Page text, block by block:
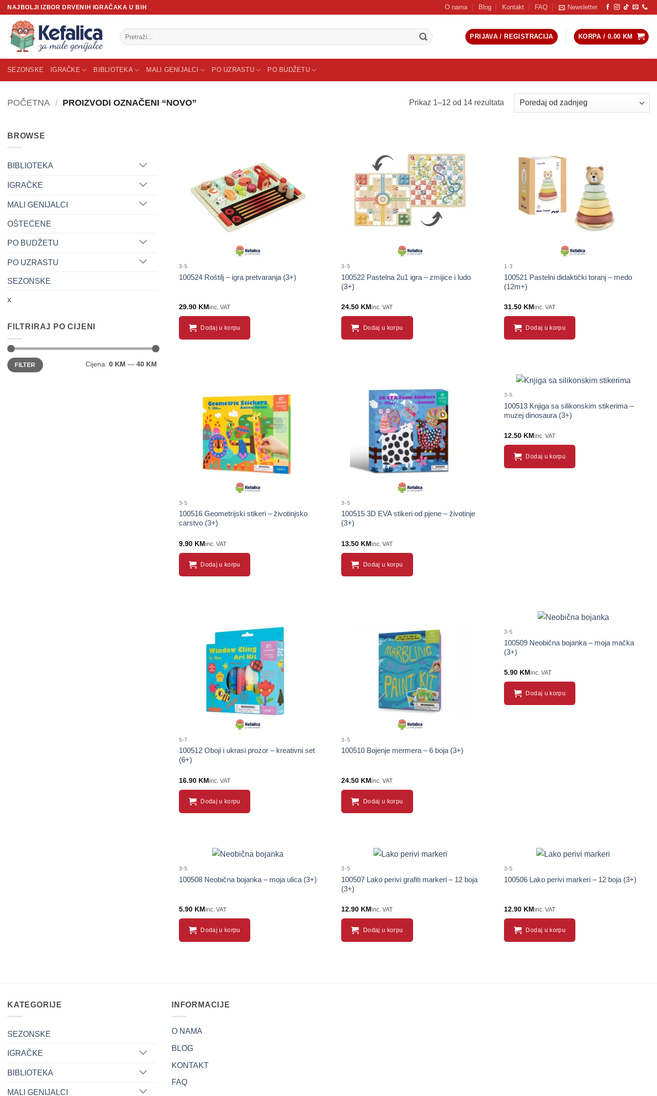
Skip
content
NAJBOLJI IZBOR DRVENIH IGRAČAKA U BIH O nama Blog Kontakt FAQ Newsletter
Pretraži:
PRIJAVA / REGISTRACIJA KORPA / 0.00 KM
SEZONSKE IGRAČKE BIBLIOTEKA MALI GENIJALCI PO UZRASTU PO BUDŽETU
POČETNA / PROIZVODI OZNAČENI “NOVO” Prikaz 1–12 od 14 rezultataSorted
BROWSE
BIBLIOTEKA
IGRAČKE
MALI GENIJALCI
OŠTEĆENE
PO BUDŽETU
PO UZRASTU
SEZONSKE
x
FILTRIRAJ PO CIJENI
Minimalna
cijena
Maksimalna
cijenaFILTER Cijena: 0 KM — 40 KM
3-5
100524 Roštilj – igra pretvaranja (3+)
29.90 KMinc. VAT
Dodaj u korpu
3-5
100522 Pastelna 2u1 igra – zmijice i ludo
(3+)
24.50 KMinc. VAT
Dodaj u korpu
1-3
100521 Pastelni didaktički toranj – medo
(12m+)
31.50 KMinc. VAT
Dodaj u korpu
3-5
100516 Geometrijski stikeri – životinjsko
carstvo (3+)
9.90 KMinc. VAT
Dodaj u korpu
3-5
100515 3D EVA stikeri od pjene – životinje
(3+)
13.50 KMinc. VAT
Dodaj u korpu
3-5
100513 Knjiga sa silikonskim stikerima –
muzej dinosaura (3+)
12.50 KMinc. VAT
Dodaj u korpu
5-7
100512 Oboji i ukrasi prozor – kreativni set
(6+)
16.90 KMinc. VAT
Dodaj u korpu
3-5
100510 Bojenje mermera – 6 boja (3+)
24.50 KMinc. VAT
Dodaj u korpu
3-5
100509 Neobična bojanka – moja mačka
(3+)
5.90 KMinc. VAT
Dodaj u korpu
3-5
100508 Neobična bojanka – moja ulica (3+)
5.90 KMinc. VAT
Dodaj u korpu
3-5
100507 Lako perivi grafiti markeri – 12 boja
(3+)
12.90 KMinc. VAT
Dodaj u korpu
3-5
100506 Lako perivi markeri – 12 boja (3+)
12.90 KMinc. VAT
Dodaj u korpu
KATEGORIJE
SEZONSKE
IGRAČKE
BIBLIOTEKA
MALI GENIJALCI
INFORMACIJE
O NAMA
BLOG
KONTAKT
FAQ